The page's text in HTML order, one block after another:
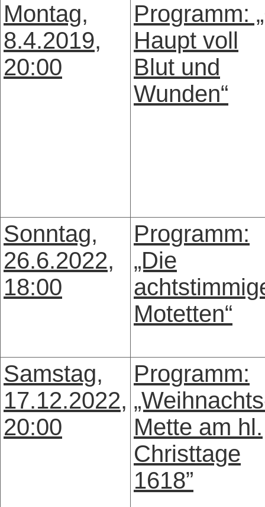
Montag,
8.4.2019,
20:00
Programm:
Haupt voll
Blut und
Wunden“
Sonntag,
26.6.2022,
18:00
Programm:
„Die
Motetten“
Samstag,
17.12.2022,
20:00
Programm:
Mette am hl.
Christtage
1618”